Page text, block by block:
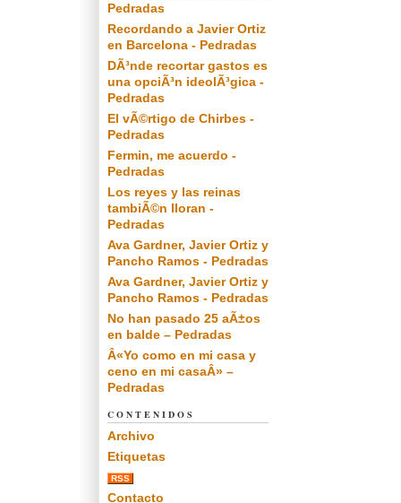
Pedradas
Recordando a Javier Ortiz
en Barcelona - Pedradas
DÃ³nde recortar gastos es
una opciÃ³n ideolÃ³gica -
Pedradas
El vÃ©rtigo de Chirbes -
Pedradas
Fermin, me acuerdo -
Pedradas
Los reyes y las reinas
tambiÃ©n lloran -
Pedradas
Ava Gardner, Javier Ortiz y
Pancho Ramos - Pedradas
Ava Gardner, Javier Ortiz y
Pancho Ramos - Pedradas
No han pasado 25 aÃ±os
en balde – Pedradas
Â«Yo como en mi casa y
ceno en mi casaÂ» –
Pedradas
CONTENIDOS
Archivo
Etiquetas
RSS
Contacto